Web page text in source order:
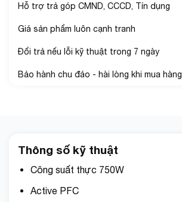
Hỗ trợ trả góp CMND, CCCD, Tín dụng
Giá sản phẩm luôn cạnh tranh
Đổi trả nếu lỗi kỹ thuật trong 7 ngày
Bảo hành chu đáo - hài lòng khi mua hàng
Thông số kỹ thuật
Công suất thực 750W
Active PFC